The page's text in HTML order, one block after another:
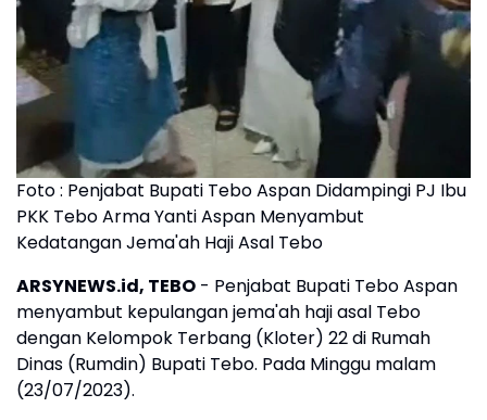
Foto : Penjabat Bupati Tebo Aspan Didampingi PJ Ibu
PKK Tebo Arma Yanti Aspan Menyambut
Kedatangan Jema'ah Haji Asal Tebo
ARSYNEWS.id, TEBO - Penjabat Bupati Tebo Aspan
menyambut kepulangan jema'ah haji asal Tebo
dengan Kelompok Terbang (Kloter) 22 di Rumah
Dinas (Rumdin) Bupati Tebo. Pada Minggu malam
(23/07/2023).